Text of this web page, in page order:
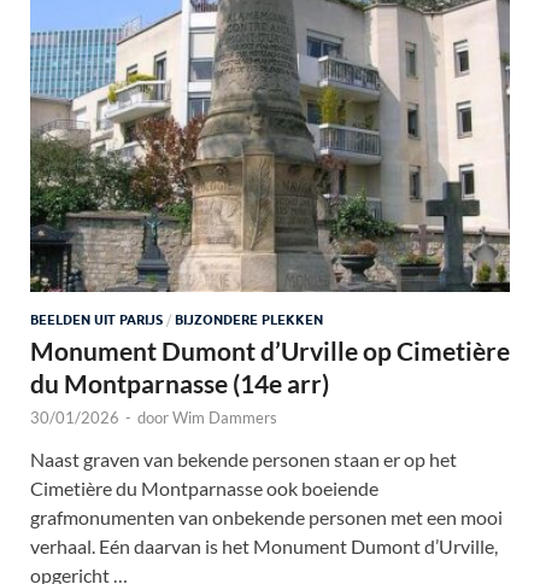
BEELDEN UIT PARIJS / BIJZONDERE PLEKKEN
Monument Dumont d’Urville op Cimetière
du Montparnasse (14e arr)
30/01/2026 - doorWim Dammers
Naast graven van bekende personen staan er op het
Cimetière du Montparnasse ook boeiende
grafmonumenten van onbekende personen met een mooi
verhaal. Eén daarvan is het Monument Dumont d’Urville,
opgericht …